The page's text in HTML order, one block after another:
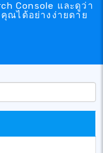
Console และดูว่า
ณได้อย่างง่ายดาย